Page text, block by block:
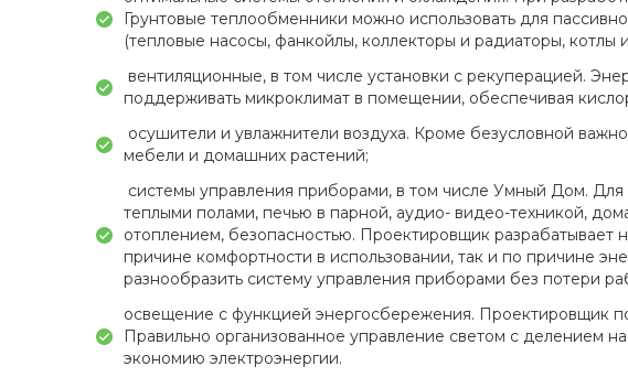
Грунтовые теплообменники можно использовать для
(тепловые насосы, фанкойлы, коллекторы и радиаторы,
вентиляционные, в том числе установки с рекуперацией.
поддерживать микроклимат в помещении, обеспечивая
осушители и увлажнители воздуха. Кроме безусловной
мебели и домашних растений;
системы управления приборами, в том числе Умный Дом.
теплыми полами, печью в парной, аудио- видео-техникой,
отоплением, безопасностью. Проектировщик
причине комфортности в использовании, так и по причине
разнообразить систему управления приборами без потери
освещение с функцией энергосбережения. Проектировщик
Правильно организованное управление светом с делением
экономию электроэнергии.